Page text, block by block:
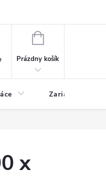
NÁKUPNÝ
Prázdny košík
Zariadenia na
x